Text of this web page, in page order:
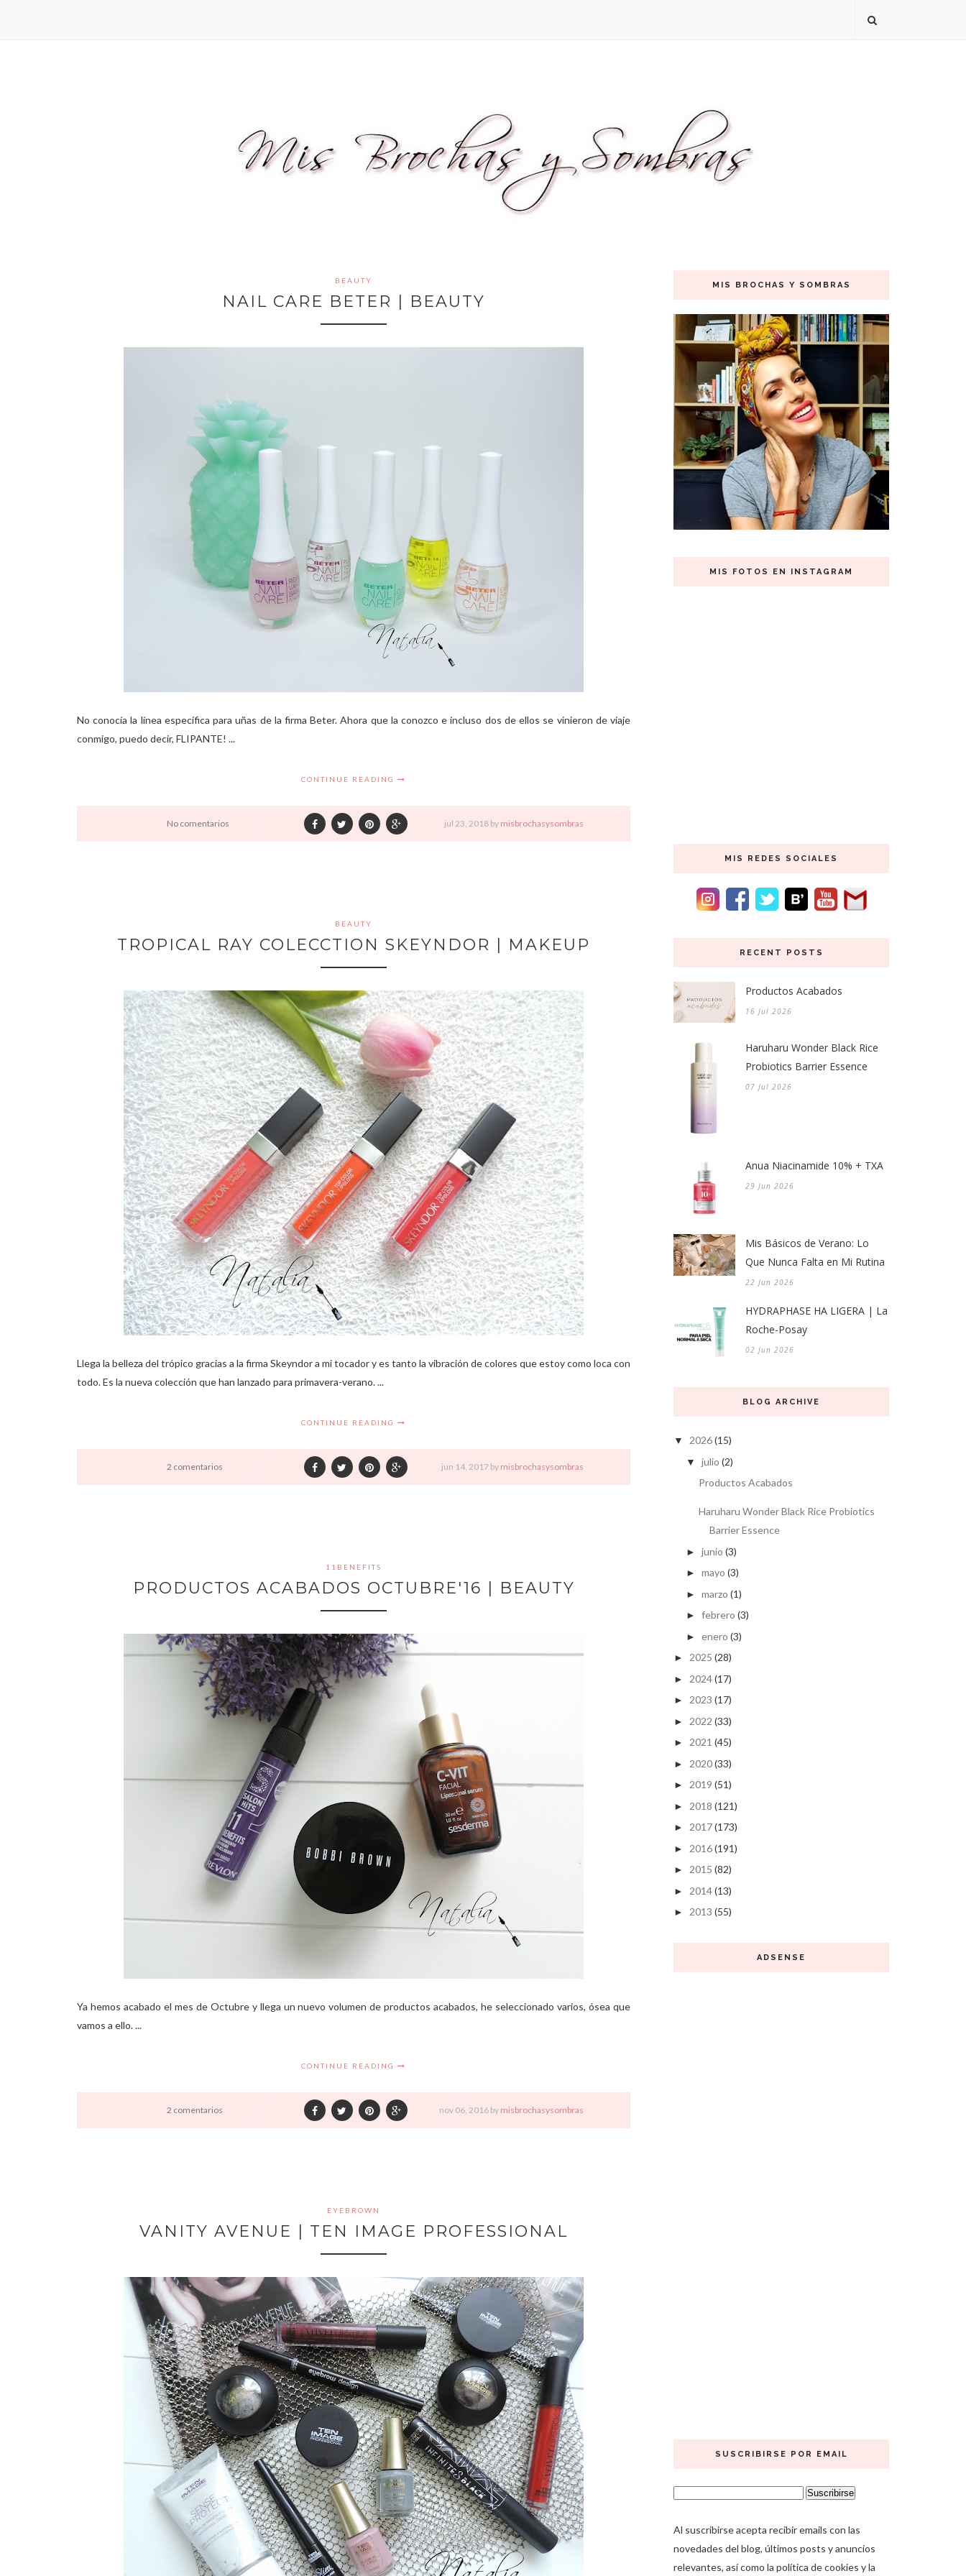
BEAUTY
NAIL CARE BETER | BEAUTY
No conocía la línea específica para uñas de la firma Beter. Ahora que la conozco e incluso dos de ellos se vinieron de viaje
conmigo, puedo decir, FLIPANTE! ...
CONTINUE READING
No comentarios jul 23, 2018 by misbrochasysombras
BEAUTY
TROPICAL RAY COLECCTION SKEYNDOR | MAKEUP
Llega la belleza del trópico gracias a la firma Skeyndor a mi tocador y es tanto la vibración de colores que estoy como loca con
todo. Es la nueva colección que han lanzado para primavera-verano. ...
CONTINUE READING
2 comentarios jun 14, 2017 by misbrochasysombras
11BENEFITS
PRODUCTOS ACABADOS OCTUBRE'16 | BEAUTY
Ya hemos acabado el mes de Octubre y llega un nuevo volumen de productos acabados, he seleccionado varios, ósea que
vamos a ello. ...
CONTINUE READING
2 comentarios nov 06, 2016 by misbrochasysombras
EYEBROWN
VANITY AVENUE | TEN IMAGE PROFESSIONAL
MIS BROCHAS Y SOMBRAS
MIS FOTOS EN INSTAGRAM
MIS REDES SOCIALES
RECENT POSTS
Productos Acabados
16 Jul 2026
Haruharu Wonder Black Rice
Probiotics Barrier Essence
07 Jul 2026
Anua Niacinamide 10% + TXA
29 Jun 2026
Mis Básicos de Verano: Lo
Que Nunca Falta en Mi Rutina
22 Jun 2026
HYDRAPHASE HA LIGERA | La
Roche-Posay
02 Jun 2026
BLOG ARCHIVE
▼ 2026(15)
▼ julio (2)
Productos Acabados
Haruharu Wonder Black Rice Probiotics
Barrier Essence
► junio (3)
► mayo (3)
► marzo (1)
► febrero (3)
► enero (3)
► 2025 (28)
► 2024(17)
► 2023 (17)
► 2022 (33)
► 2021 (45)
► 2020(33)
► 2019 (51)
► 2018 (121)
► 2017(173)
► 2016(191)
► 2015 (82)
► 2014(13)
► 2013 (55)
ADSENSE
SUSCRIBIRSE POR EMAIL
Al suscribirse acepta recibir emails con las
novedades del blog, últimos posts y anuncios
relevantes, así como la política de cookies y la